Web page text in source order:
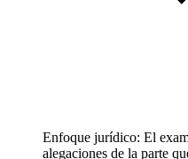
Enfoque jurídico: El
alegaciones de la parte